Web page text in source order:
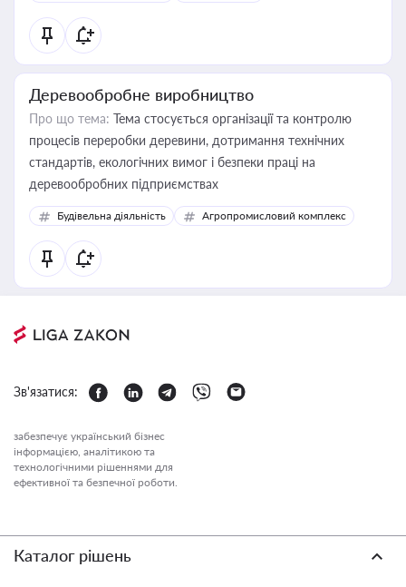
Деревообробне виробництво
Про що тема: Тема стосується організації та контролю
процесів переробки деревини, дотримання технічних
стандартів, екологічних вимог і безпеки праці на
деревообробних підприємствах
Будівельна діяльність Агропромисловий комплекс
Зв'язатися:
забезпечує український бізнес
інформацією, аналітикою та
технологічними рішеннями для
ефективної та безпечної роботи.
Каталог рішень